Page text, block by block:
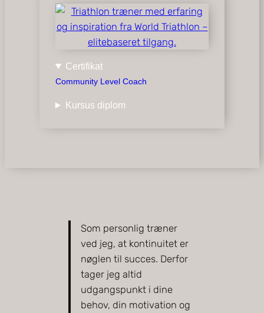
Certifikat
Community Level Coach
Kursus diplom
Som personlig træner
ved jeg, at kontinuitet er
nøglen til succes. Derfor
tager jeg altid
udgangspunkt i dine
behov, din motivation og